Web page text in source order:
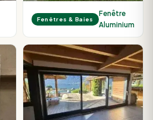
Fenêtres & Baies
Fenêtre
Aluminium